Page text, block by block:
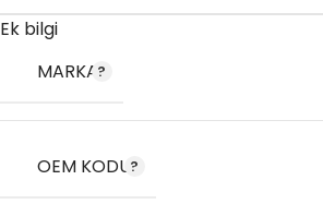
Ek bilgi
MARKA
OEM KODU